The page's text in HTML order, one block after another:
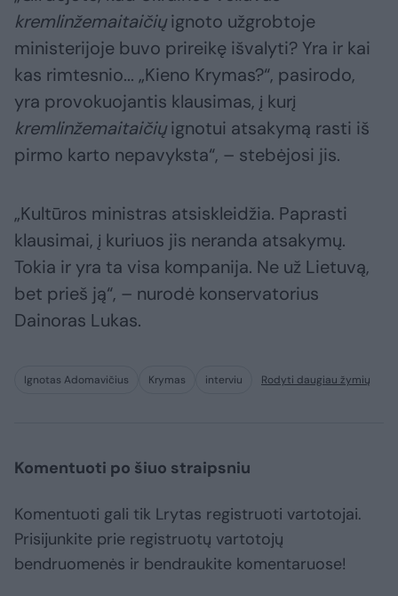
kremlinžemaitaičiųignoto užgrobtoje
ministerijoje buvo prireikę išvalyti? Yra ir kai
kas rimtesnio... „Kieno Krymas?“, pasirodo,
yra provokuojantis klausimas, į kurį
kremlinžemaitaičiųignotui atsakymą rasti iš
pirmo karto nepavyksta“, – stebėjosi jis.
„Kultūros ministras atsiskleidžia. Paprasti
klausimai, į kuriuos jis neranda atsakymų.
Tokia ir yra ta visa kompanija. Ne už Lietuvą,
bet prieš ją“, – nurodė konservatorius
Dainoras Lukas.
Ignotas Adomavičius Krymas interviu Rodyti daugiau žymių
Komentuoti po šiuo straipsniu
Komentuoti gali tik Lrytas registruoti vartotojai.
Prisijunkite prie registruotų vartotojų
bendruomenės ir bendraukite komentaruose!